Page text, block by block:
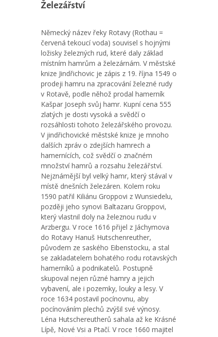
Železářství
Německý název řeky Rotavy (Rothau =
červená tekoucí voda) souvisel s hojnými
ložisky železných rud, které daly základ
místním hamrům a železárnám. V městské
knize Jindřichovic je zápis z 19. října 1549 o
prodeji hamru na zpracování železné rudy
v Rotavě, podle něhož prodal hamerník
Kašpar Joseph svůj hamr. Kupní cena 555
zlatých je dosti vysoká a svědčí o
rozsáhlosti tohoto železářského provozu.
V jindřichovické městské knize je mnoho
dalších zpráv o zdejších hamrech a
hamernících, což svědčí o značném
množství hamrů a rozsahu železářství.
Nejznámější byl velký hamr, který stával v
místě dnešních železáren. Kolem roku
1590 patřil Kiliánu Groppovi z Wunsiedelu,
později jeho synovi Baltazaru Groppovi,
který vlastnil doly na železnou rudu v
Arzbergu. V roce 1616 přijel z Jáchymova
do Rotavy Hanuš Hutschenreuther,
původem ze saského Eibenstocku, a stal
se zakladatelem bohatého rodu rotavských
hamerníků a podnikatelů. Postupně
skupoval nejen různé hamry a jejich
vybavení, ale i pozemky, louky a lesy. V
roce 1634 postavil pocínovnu, aby
pocínováním plechů zvýšil své výnosy.
Léna Hutschereutherů sahala až ke Krásné
Lípě, Nové Vsi a Ptačí. V roce 1660 majitel